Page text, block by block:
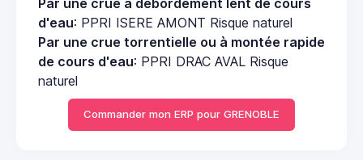
Par une crue à débordement lent de cours
d'eau: PPRI ISERE AMONT Risque naturel
Par une crue torrentielle ou à montée rapide
de cours d'eau: PPRI DRAC AVAL Risque
naturel
Commander mon ERP pour GRENOBLE